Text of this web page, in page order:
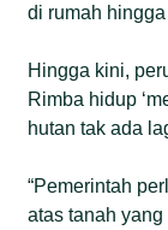
di rumah
Hingga kini,
Rimba hidup
hutan tak ada
“Pemerintah
atas tanah